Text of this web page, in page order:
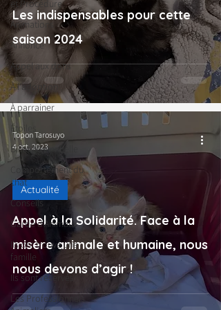
et Procédure
Animations
Annonce
Appel aux dons
À l'adoption
À parrainer
Étoiles
Bilan AG Annuelle
Comportement du
chat
Conseils
Garde d’Animaux
Ils ont trouvé une
famille
Ils sont réservés
Les Professionnels
Les indispensables pour cette
saison 2024
Appel à la Solidarité. Face à la
misère animale et humaine, nous
nous devons d’agir !
Actualité
Topon Tarosuyo
4 oct. 2023